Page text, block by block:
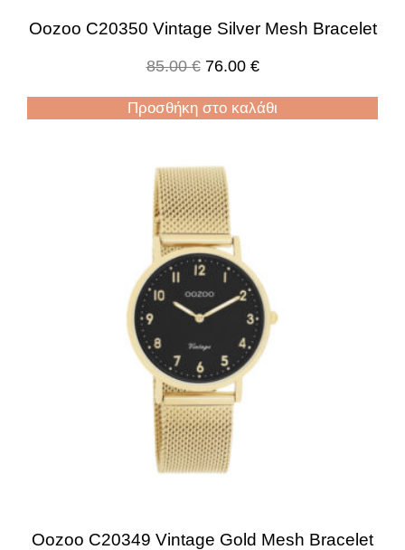
Oozoo C20350 Vintage Silver Mesh Bracelet
85.00€ 76.00 €
Προσθήκη στο καλάθι
Oozoo C20349 Vintage Gold Mesh Bracelet